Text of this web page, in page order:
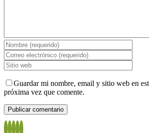
Guardar mi nombre, email y sitio web en
próxima vez que comente.